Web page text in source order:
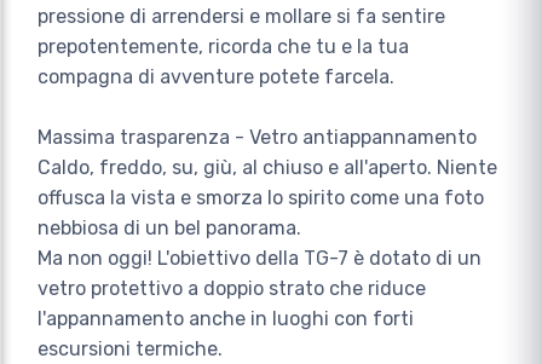
pressione di arrendersi e mollare si fa sentire
prepotentemente, ricorda che tu e la tua
compagna di avventure potete farcela.
Massima trasparenza - Vetro antiappannamento
Caldo, freddo, su, giù, al chiuso e all'aperto. Niente
offusca la vista e smorza lo spirito come una foto
nebbiosa di un bel panorama.
Ma non oggi! L'obiettivo della TG-7 è dotato di un
vetro protettivo a doppio strato che riduce
l'appannamento anche in luoghi con forti
escursioni termiche.